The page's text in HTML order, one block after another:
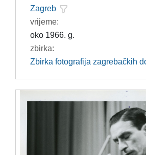
Zagreb
vrijeme:
oko 1966. g.
zbirka:
Zbirka fotografija zagrebačkih